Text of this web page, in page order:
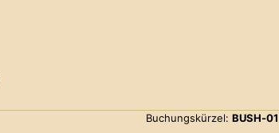
Buchungskürzel: BUSH-01